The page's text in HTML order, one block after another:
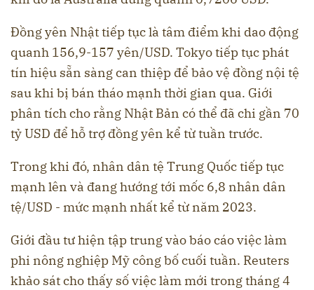
Đồng yên Nhật tiếp tục là tâm điểm khi dao động
quanh 156,9-157 yên/USD. Tokyo tiếp tục phát
tín hiệu sẵn sàng can thiệp để bảo vệ đồng nội tệ
sau khi bị bán tháo mạnh thời gian qua. Giới
phân tích cho rằng Nhật Bản có thể đã chi gần 70
tỷ USD để hỗ trợ đồng yên kể từ tuần trước.
Trong khi đó, nhân dân tệ Trung Quốc tiếp tục
mạnh lên và đang hướng tới mốc 6,8 nhân dân
tệ/USD - mức mạnh nhất kể từ năm 2023.
Giới đầu tư hiện tập trung vào báo cáo việc làm
phi nông nghiệp Mỹ công bố cuối tuần. Reuters
khảo sát cho thấy số việc làm mới trong tháng 4